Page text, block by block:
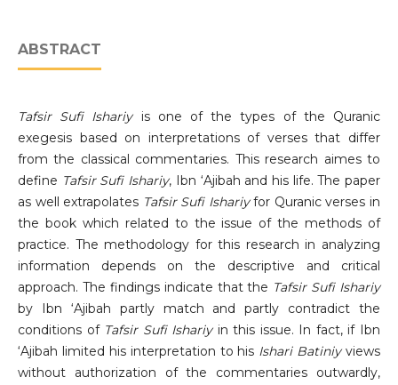
ABSTRACT
Tafsir Sufi Ishariyis one of the types of the Quranic
exegesis based on interpretations of verses that differ
from the classical commentaries. This research aimes to
define Tafsir Sufi Ishariy, Ibn ‘Ajibah and his life. The paper
as well extrapolates Tafsir Sufi Ishariyfor Quranic verses in
the book which related to the issue of the methods of
practice. The methodology for this research in analyzing
information depends on the descriptive and critical
approach. The findings indicate that the Tafsir Sufi Ishariy
by Ibn ‘Ajibah partly match and partly contradict the
conditions of Tafsir Sufi Ishariyin this issue. In fact, if Ibn
‘Ajibah limited his interpretation to his Ishari Batiniyviews
without authorization of the commentaries outwardly,